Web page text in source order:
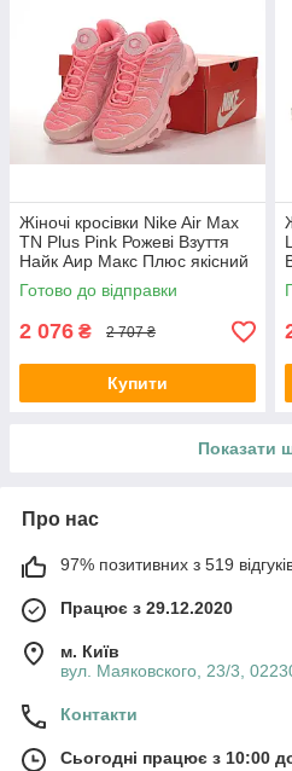
Жіночі кросівки Nike Air Max
TN Plus Pink Рожеві Взуття
Найк Аир Макс Плюс якісний
текстиль весна літо
Готово до відправки
2 076 ₴ 2 707 ₴
Купити
Показати
Про нас
97% позитивних з 519
Працює з 29.12.2020
м. Київ
вул. Маяковского, 23/3,
Контакти
Сьогодні працює з 10:00